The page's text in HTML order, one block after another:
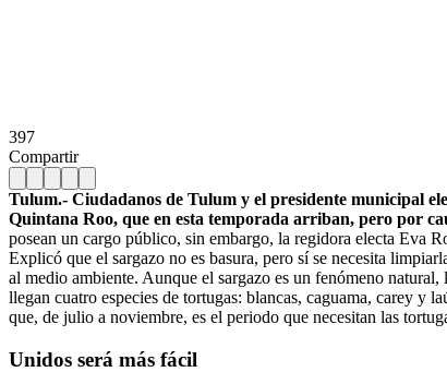
397
Compartir
Tulum.- Ciudadanos de Tulum y el presidente municipal
Quintana Roo, que en esta temporada arriban, pero por
posean un cargo público, sin embargo, la regidora electa Eva
Explicó que el sargazo no es basura, pero sí se necesita
al medio ambiente. Aunque el sargazo es un fenómeno
llegan cuatro especies de tortugas: blancas, caguama, carey y
que, de julio a noviembre, es el periodo que necesitan las
Unidos será más fácil